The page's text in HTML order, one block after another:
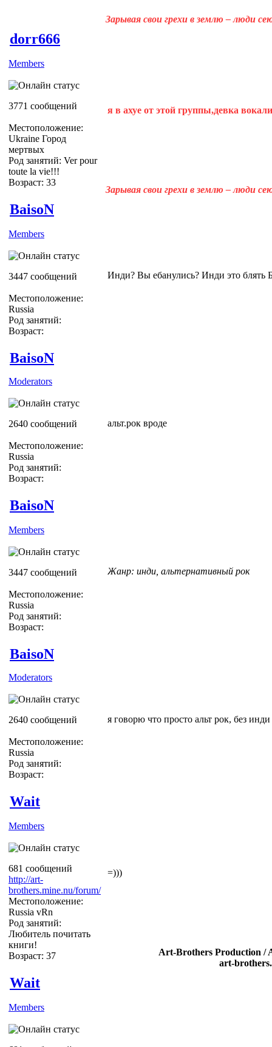
Зарывая свои грехи в землю – люди
dorr666
Members
3771 сообщений
Местоположение:
Ukraine Город
мертвых
Род занятий: Ver pour
toute la vie!!!
Возраст: 33
я в ахуе от этой группы,девка
Зарывая свои грехи в землю – люди
BaisoN
Members
3447 сообщений
Местоположение:
Russia
Род занятий:
Возраст:
Инди? Вы ебанулись? Инди это блять
BaisoN
Moderators
2640 сообщений
Местоположение:
Russia
Род занятий:
Возраст:
альт.рок вроде
BaisoN
Members
3447 сообщений
Местоположение:
Russia
Род занятий:
Возраст:
Жанр: инди, альтернативный рок
BaisoN
Moderators
2640 сообщений
Местоположение:
Russia
Род занятий:
Возраст:
я говорю что просто альт рок, без инди
Wait
Members
681 сообщений
http://art-
brothers.mine.nu/forum/
Местоположение:
Russia vRn
Род занятий:
Любитель почитать
книги!
Возраст: 37
=)))
Art-Brothers Production /
art-
Wait
Members